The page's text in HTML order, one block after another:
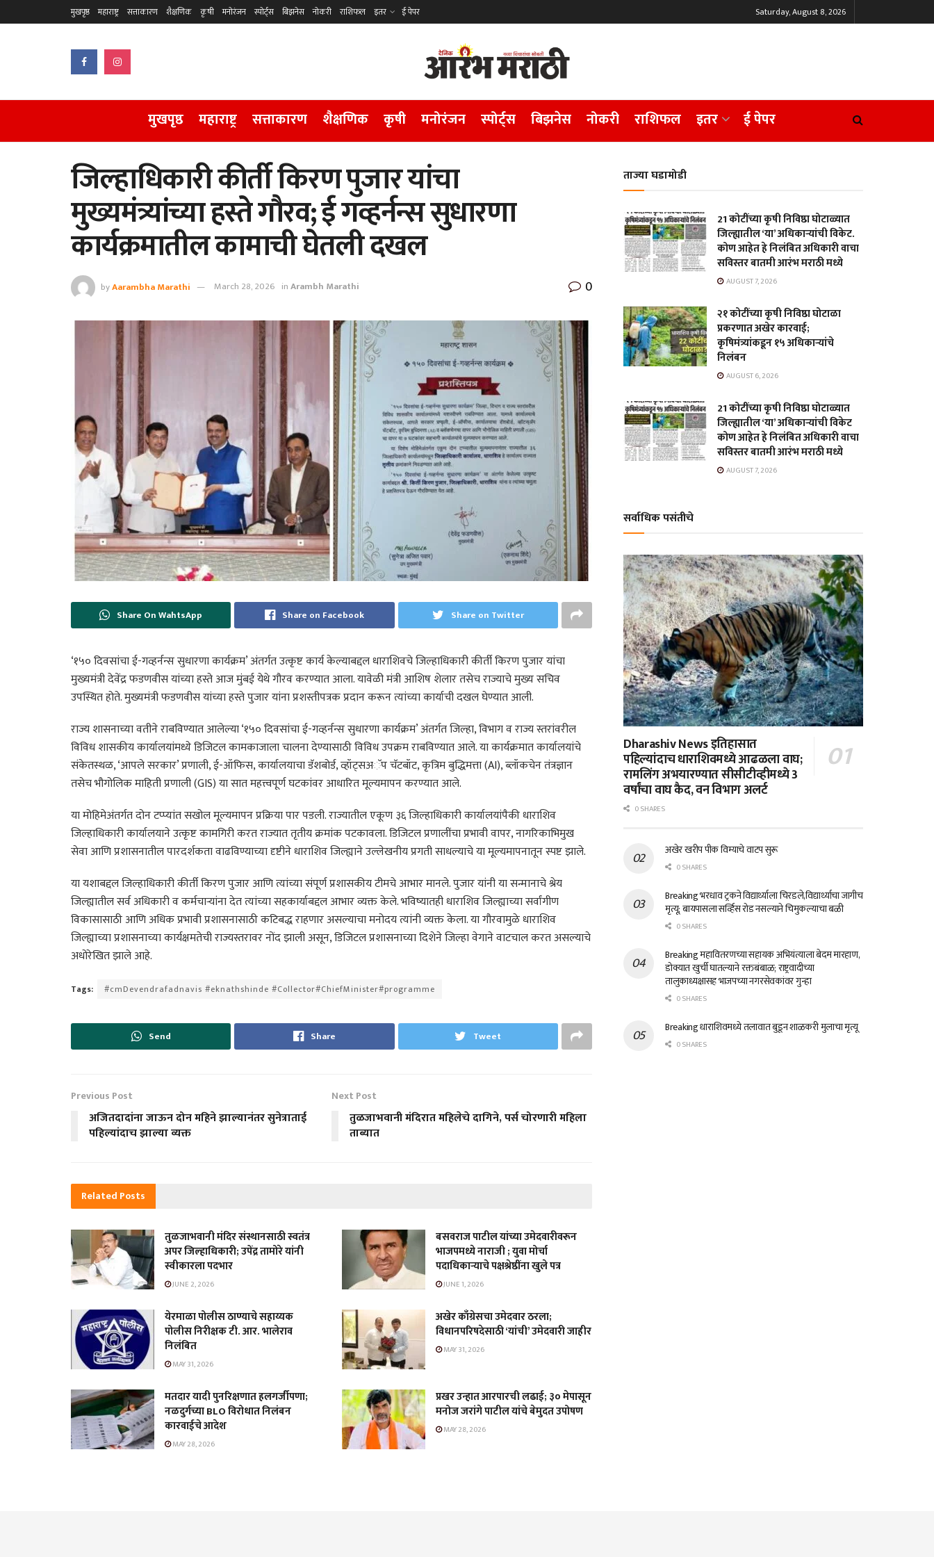
मुखपृष्ठ महाराष्ट्र सत्ताकारण शैक्षणिक कृषी मनोरंजन स्पोर्ट्स बिझनेस नोकरी राशिफल इतर ई पेपर Saturday, August 8, 2026
मुखपृष्ठ महाराष्ट्र सत्ताकारण शैक्षणिक कृषी मनोरंजन स्पोर्ट्स बिझनेस नोकरी राशिफल इतर ई पेपर
जिल्हाधिकारी कीर्ती किरण पुजार यांचा
मुख्यमंत्र्यांच्या हस्ते गौरव; ई गव्हर्नन्स सुधारणा
कार्यक्रमातील कामाची घेतली दखल
byAarambha Marathi March 28, 2026 inArambh Marathi 0
Share On WahtsApp Share on Facebook Share on Twitter
‘१५० दिवसांचा ई-गव्हर्नन्स सुधारणा कार्यक्रम’ अंतर्गत उत्कृष्ट कार्य केल्याबद्दल धाराशिवचे जिल्हाधिकारी कीर्ती किरण पुजार यांचा
मुख्यमंत्री देवेंद्र फडणवीस यांच्या हस्ते आज मुंबई येथे गौरव करण्यात आला. यावेळी मंत्री आशिष शेलार तसेच राज्याचे मुख्य सचिव
उपस्थित होते. मुख्यमंत्री फडणवीस यांच्या हस्ते पुजार यांना प्रशस्तीपत्रक प्रदान करून त्यांच्या कार्याची दखल घेण्यात आली.
राज्य शासनाच्या वतीने राबविण्यात आलेल्या ‘१५० दिवसांचा ई-गव्हर्नन्स सुधारणा कार्यक्रम’ अंतर्गत जिल्हा, विभाग व राज्य स्तरांवरील
विविध शासकीय कार्यालयांमध्ये डिजिटल कामकाजाला चालना देण्यासाठी विविध उपक्रम राबविण्यात आले. या कार्यक्रमात कार्यालयांचे
संकेतस्थळ, ‘आपले सरकार’ प्रणाली, ई-ऑफिस, कार्यालयाचा डॅशबोर्ड, व्हॉट्सअॅप चॅटबॉट, कृत्रिम बुद्धिमत्ता (AI), ब्लॉकचेन तंत्रज्ञान
तसेच भौगोलिक माहिती प्रणाली (GIS) या सात महत्त्वपूर्ण घटकांवर आधारित मूल्यमापन करण्यात आले.
या मोहिमेअंतर्गत दोन टप्प्यांत सखोल मूल्यमापन प्रक्रिया पार पडली. राज्यातील एकूण ३६ जिल्हाधिकारी कार्यालयांपैकी धाराशिव
जिल्हाधिकारी कार्यालयाने उत्कृष्ट कामगिरी करत राज्यात तृतीय क्रमांक पटकावला. डिजिटल प्रणालींचा प्रभावी वापर, नागरिकाभिमुख
सेवा आणि प्रशासनातील पारदर्शकता वाढविण्याच्या दृष्टीने धाराशिव जिल्ह्याने उल्लेखनीय प्रगती साधल्याचे या मूल्यमापनातून स्पष्ट झाले.
या यशाबद्दल जिल्हाधिकारी कीर्ती किरण पुजार आणि त्यांच्या संपूर्ण प्रशासकीय टीमचे आभार मानले. पुजार यांनी या सन्मानाचे श्रेय
जिल्ह्यातील सर्व अधिकारी व कर्मचाऱ्यांना देत त्यांच्या सहकार्याबद्दल आभार व्यक्त केले. भविष्यातही धाराशिव जिल्ह्याच्या सर्वांगीण
विकासासाठी आणि अधिक प्रभावी प्रशासनासाठी कटिबद्ध राहणार असल्याचा मनोदय त्यांनी व्यक्त केला. या गौरवामुळे धाराशिव
जिल्ह्याच्या प्रशासनाच्या कार्यक्षमतेची राज्यस्तरावर नोंद झाली असून, डिजिटल प्रशासनाच्या दिशेने जिल्हा वेगाने वाटचाल करत असल्याचे
अधोरेखित झाले आहे.
Tags: #cmDevendrafadnavis #eknathshinde #Collector#ChiefMinister#programme
Send Share Tweet
Previous Post
अजितदादांना जाऊन दोन महिने झाल्यानंतर सुनेत्राताई
पहिल्यांदाच झाल्या व्यक्त
Next Post
तुळजाभवानी मंदिरात महिलेचे दागिने, पर्स चोरणारी महिला
ताब्यात
Related Posts
तुळजाभवानी मंदिर संस्थानसाठी स्वतंत्र
अपर जिल्हाधिकारी; उपेंद्र तामोरे यांनी
स्वीकारला पदभार
JUNE 2, 2026
बसवराज पाटील यांच्या उमेदवारीवरून
भाजपमध्ये नाराजी ; युवा मोर्चा
पदाधिकाऱ्याचे पक्षश्रेष्ठींना खुले पत्र
JUNE 1, 2026
येरमाळा पोलीस ठाण्याचे सहाय्यक
पोलीस निरीक्षक टी. आर. भालेराव
निलंबित
MAY 31, 2026
अखेर काँग्रेसचा उमेदवार ठरला;
विधानपरिषदेसाठी ‘यांची’ उमेदवारी जाहीर
MAY 31, 2026
मतदार यादी पुनरिक्षणात हलगर्जीपणा;
नळदुर्गच्या BLO विरोधात निलंबन
कारवाईचे आदेश
MAY 28, 2026
प्रखर उन्हात आरपारची लढाई; ३० मेपासून
मनोज जरांगे पाटील यांचे बेमुदत उपोषण
MAY 28, 2026
ताज्या घडामोडी
21 कोटींच्या कृषी निविष्ठा घोटाळ्यात
जिल्ह्यातील ‘या’ अधिकाऱ्यांची विकेट.
कोण आहेत हे निलंबित अधिकारी वाचा
सविस्तर बातमी आरंभ मराठी मध्ये
AUGUST 7, 2026
२१ कोटींच्या कृषी निविष्ठा घोटाळा
प्रकरणात अखेर कारवाई;
कृषिमंत्र्यांकडून १५ अधिकाऱ्यांचे
निलंबन
AUGUST 6, 2026
21 कोटींच्या कृषी निविष्ठा घोटाळ्यात
जिल्ह्यातील ‘या’ अधिकाऱ्यांची विकेट
कोण आहेत हे निलंबित अधिकारी वाचा
सविस्तर बातमी आरंभ मराठी मध्ये
AUGUST 7, 2026
सर्वाधिक पसंतीचे
Dharashiv News इतिहासात
पहिल्यांदाच धाराशिवमध्ये आढळला वाघ;
रामलिंग अभयारण्यात सीसीटीव्हीमध्ये 3
वर्षांचा वाघ कैद, वन विभाग अलर्ट
0 SHARES
अखेर खरीप पीक विम्याचे वाटप सुरू
0 SHARES
Breaking भरधाव ट्रकने विद्यार्थ्याला चिरडले,विद्यार्थ्याचा जागीच
मृत्यू; बायपासला सर्व्हिस रोड नसल्याने चिमुकल्याचा बळी
0 SHARES
Breaking महावितरणच्या सहायक अभियंत्याला बेदम मारहाण,
डोक्यात खुर्ची घातल्याने रक्तबंबाळ; राष्ट्रवादीच्या
तालुकाध्यक्षासह भाजपच्या नगरसेवकांवर गुन्हा
0 SHARES
Breaking धाराशिवमध्ये तलावात बुडून शाळकरी मुलाचा मृत्यू
0 SHARES